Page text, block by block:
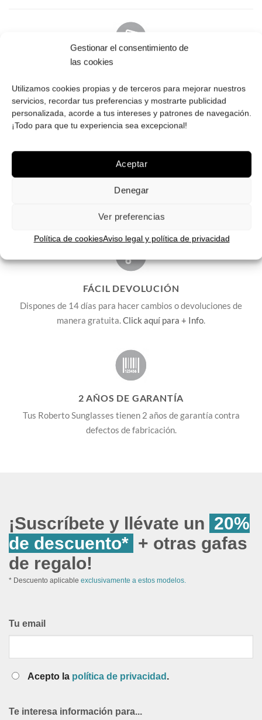
Gestionar el consentimiento de
las cookies
Utilizamos cookies propias y de terceros para mejorar nuestros
servicios, recordar tus preferencias y mostrarte publicidad
personalizada, acorde a tus intereses y patrones de navegación.
¡Todo para que tu experiencia sea excepcional!
Aceptar
Denegar
Ver preferencias
Política de cookiesAviso legal y política de privacidad
Tú eliges cómo pagar tus Roberto: Tarjeta, Pay Pal o contra
reembolso.
ENVÍOS GRATIS
Consulta aquítoda la info relativa a envíos.
We ship to all EU countries.
FÁCIL DEVOLUCIÓN
Dispones de 14 días para hacer cambios o devoluciones de
manera gratuita.Click aquí para + Info.
2 AÑOS DE GARANTÍA
Tus Roberto Sunglasses tienen 2 años de garantía contra
defectos de fabricación.
¡Suscríbete y llévate un 20%
de descuento* + otras gafas
de regalo!
* Descuento aplicable exclusivamente a estos modelos.
Tu email
Acepto la política de privacidad .
Te interesa información para...